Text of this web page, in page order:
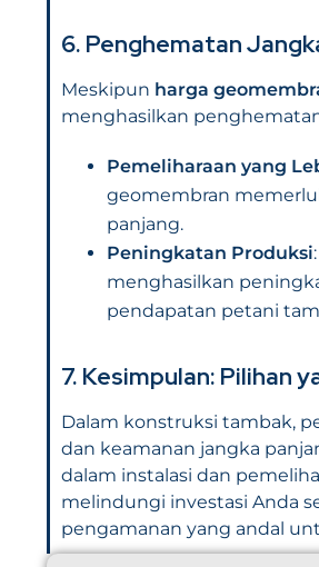
6. Penghematan
Meskipun harga
menghasilkan
Pemeliharaan yang
geomembran
panjang.
Peningkatan Produksi
menghasilkan
pendapatan petani
7. Kesimpulan: Pilihan
Dalam konstruksi tambak,
dan keamanan jangka
dalam instalasi dan
melindungi investasi Anda
pengamanan yang andal